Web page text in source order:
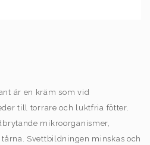
är en kräm som vid
till torrare och luktfria fötter.
mikroorganismer,
Svettbildningen minskas och